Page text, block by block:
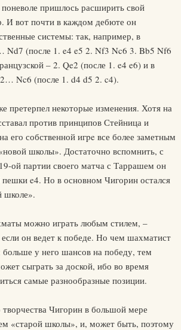
пришлось расширить свой
И вот почти в каждом дебюте он
системы: так, например, в
Nd7 (после 1. e4 e5 2. Nf3 Nc6 3. Bb5 Nf6
– 2. Qe2 (после 1. e4 e6) и в
Nc6 (после 1. d4 d5 2. c4).
претерпел некоторые изменения. Хотя на
против принципов Стейница и
его собственной игpe все более заметным
школы». Достаточно вспомнить, с
ой партии своего матча с Таррашем он
пешки e4. Но в основном Чигорин остался
школе».
можно играть любым стилем, –
он ведет к победе. Но чем шахматист
больше у него шансов на победу, тем
сыграть за доской, ибо во время
самые разнообразные позиции.
творчества Чигорин в большой мере
«старой школы», и, может быть, поэтому